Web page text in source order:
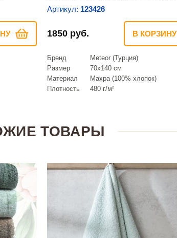
Артикул: 123426
1850 руб. В КОРЗИНУ
Бренд
Meteor (Турция)
Размер
70х140 см
Материал
Махра (100% хлопок)
Плотность
480 г/м²
ТОВАРЫ